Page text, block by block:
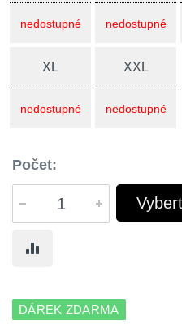
nedostupné nedostupné
XL
nedostupné
XXL
nedostupné
Počet:
DÁREK ZDARMA